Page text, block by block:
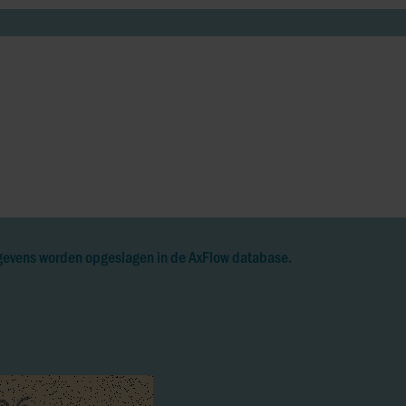
worden opgeslagen in de AxFlow database.